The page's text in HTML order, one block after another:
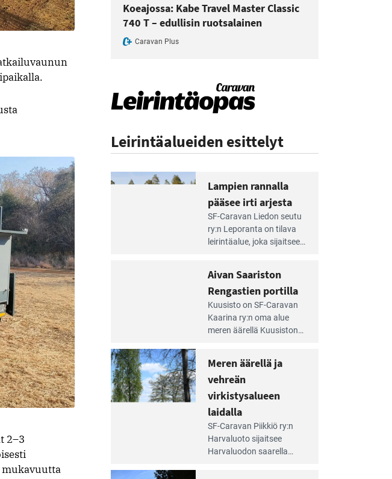
2–3
mukavuutta
Koeajossa: Kabe Travel Master Classic
740 T – edullisin ruotsalainen
Caravan Plus
Leirintäalueiden esittelyt
Lampien rannalla
pääsee irti arjesta
SF-Caravan Liedon seutu
ry:n Leporanta on tilava
leirintäalue, joka sijaitsee
ympärillä. – Lampi on
upea ja puhdas, ja se
tarjoaa ympäris­töineen
kauniit maisemat ja
loistavat virkistäytymis­
Saariston
Rengastien
portilla
Aivan Saariston
Rengastien portilla
Kuusisto on SF-Caravan
Kaarina ry:n oma alue
meren äärellä Kuusiston
lapsiystävällinen,
rauhallinen ja
silmiinpistävän siisti.
ja
Meren äärellä ja
vehreän
virkistysalueen
laidalla
SF-Caravan Piikkiö ry:n
Harvaluoto sijait­see
Harvaluodon saarella